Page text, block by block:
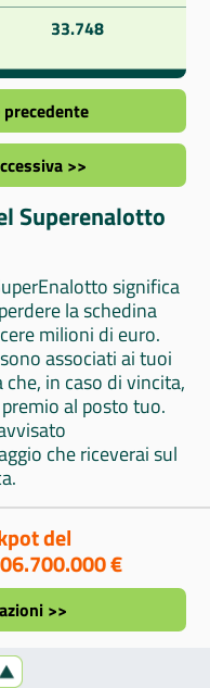
33.748
precedente
>>
Superenalotto
significa
la schedina
milioni di euro.
associati ai tuoi
in caso di vincita,
al posto tuo.
che riceverai sul
del
€
>>